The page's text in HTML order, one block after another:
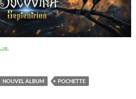
Pochette du prochain album de
→
NOUVEL ALBUM
POCHETTE